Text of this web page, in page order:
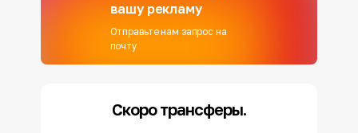
вашу рекламу
Отправьте нам запрос на
почту
Скоро трансферы.